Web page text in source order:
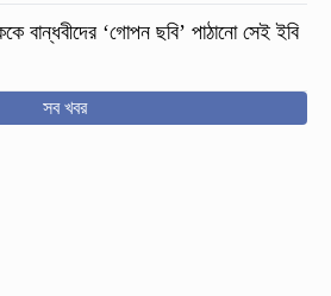
বান্ধবীদের ‘গোপন ছবি’ পাঠানো সেই ইবি
সব খবর